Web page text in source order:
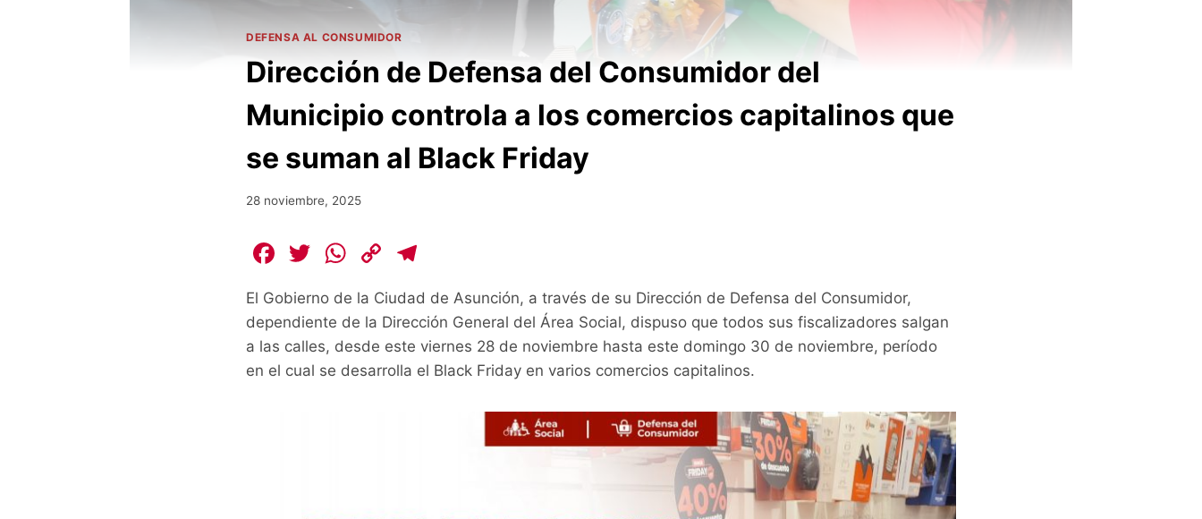
DEFENSA AL CONSUMIDOR
Dirección de Defensa del Consumidor del
Municipio controla a los comercios capitalinos que
se suman al Black Friday
28 noviembre, 2025
F
c
e
b
T
itt
er
W
at
s
A
C
p
y
Li
e
gr
a
El Gobierno de la Ciudad de Asunción, a través de su Dirección de Defensa del Consumidor,
dependiente de la Dirección General del Área Social, dispuso que todos sus fiscalizadores salgan
a las calles, desde este viernes 28 de noviembre hasta este domingo 30 de noviembre, período
en el cual se desarrolla el Black Friday en varios comercios capitalinos.